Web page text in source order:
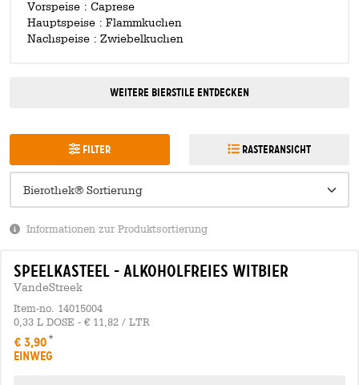
Vorspeise : Caprese
Hauptspeise : Flammkuchen
Nachspeise : Zwiebelkuchen
Weitere Bierstile entdecken
Filter Rasteransicht
Informationen zur Produktsortierung
speelkasteel - alkoholfreies witbier
VandeStreek
Item-no. 14015004
0,33 L DOSE - € 11,82 / LTR
€ 3,90
EINWEG